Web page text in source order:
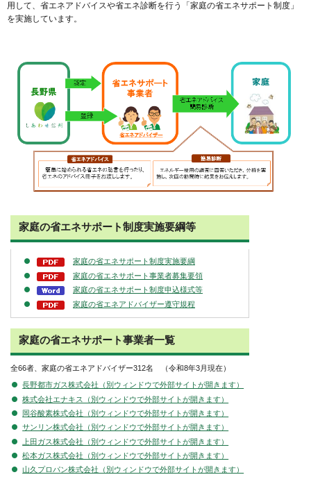
用して、省エネアドバイスや省エネ診断を行う「家庭の省エネサポート制度」
を実施しています。
家庭の省エネサポート制度実施要綱等
家庭の省エネサポート制度実施要綱
家庭の省エネサポート事業者募集要領
家庭の省エネサポート制度申込様式等
家庭の省エネアドバイザー遵守規程
家庭の省エネサポート事業者一覧
全66者、家庭の省エネアドバイザー312名 （令和8年3月現在）
長野都市ガス株式会社（別ウィンドウで外部サイトが開きます）
株式会社エナキス（別ウィンドウで外部サイトが開きます）
岡谷酸素株式会社（別ウィンドウで外部サイトが開きます）
サンリン株式会社（別ウィンドウで外部サイトが開きます）
上田ガス株式会社（別ウィンドウで外部サイトが開きます）
松本ガス株式会社（別ウィンドウで外部サイトが開きます）
山久プロパン株式会社（別ウィンドウで外部サイトが開きます）